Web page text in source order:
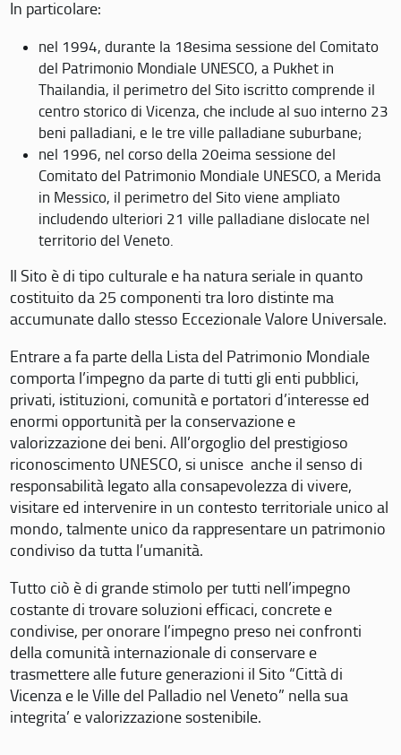
In particolare:
nel 1994, durante la 18esima sessione del Comitato
del Patrimonio Mondiale UNESCO, a Pukhet in
Thailandia, il perimetro del Sito iscritto comprende il
centro storico di Vicenza, che include al suo interno 23
beni palladiani, e le tre ville palladiane suburbane;
nel 1996, nel corso della 20eima sessione del
Comitato del Patrimonio Mondiale UNESCO, a Merida
in Messico, il perimetro del Sito viene ampliato
includendo ulteriori 21 ville palladiane dislocate nel
territorio del Veneto.
Il Sito è di tipo culturale e ha natura seriale in quanto
costituito da 25 componenti tra loro distinte ma
accumunate dallo stesso Eccezionale Valore Universale.
Entrare a fa parte della Lista del Patrimonio Mondiale
comporta l’impegno da parte di tutti gli enti pubblici,
privati, istituzioni, comunità e portatori d’interesse ed
enormi opportunità per la conservazione e
valorizzazione dei beni. All’orgoglio del prestigioso
riconoscimento UNESCO, si unisce anche il senso di
responsabilità legato alla consapevolezza di vivere,
visitare ed intervenire in un contesto territoriale unico al
mondo, talmente unico da rappresentare un patrimonio
condiviso da tutta l’umanità.
Tutto ciò è di grande stimolo per tutti nell’impegno
costante di trovare soluzioni efficaci, concrete e
condivise, per onorare l’impegno preso nei confronti
della comunità internazionale di conservare e
trasmettere alle future generazioni il Sito “Città di
Vicenza e le Ville del Palladio nel Veneto” nella sua
integrita’ e valorizzazione sostenibile.